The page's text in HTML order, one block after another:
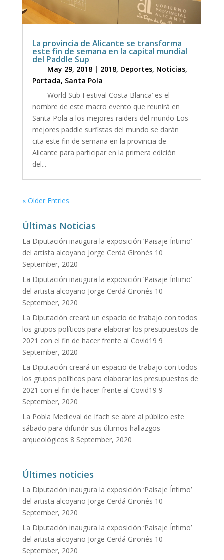
La provincia de Alicante se transforma
este fin de semana en la capital mundial
del Paddle Sup
May 29, 2018| 2018, Deportes, Noticias,
Portada, Santa Pola
World Sub Festival Costa Blanca’ es el
nombre de este macro evento que reunirá en
Santa Pola a los mejores raiders del mundo Los
mejores paddle surfistas del mundo se darán
cita este fin de semana en la provincia de
Alicante para participar en la primera edición
del...
« Older Entries
Últimas Noticias
La Diputación inaugura la exposición ‘Paisaje Íntimo’
del artista alcoyano Jorge Cerdá Gironés 10
September, 2020
La Diputación inaugura la exposición ‘Paisaje Íntimo’
del artista alcoyano Jorge Cerdá Gironés 10
September, 2020
La Diputación creará un espacio de trabajo con todos
los grupos políticos para elaborar los presupuestos de
2021 con el fin de hacer frente al Covid19 9
September, 2020
La Diputación creará un espacio de trabajo con todos
los grupos políticos para elaborar los presupuestos de
2021 con el fin de hacer frente al Covid19 9
September, 2020
La Pobla Medieval de Ifach se abre al público este
sábado para difundir sus últimos hallazgos
arqueológicos 8 September, 2020
Últimes notícies
La Diputación inaugura la exposición ‘Paisaje Íntimo’
del artista alcoyano Jorge Cerdá Gironés 10
September, 2020
La Diputación inaugura la exposición ‘Paisaje Íntimo’
del artista alcoyano Jorge Cerdá Gironés 10
September, 2020